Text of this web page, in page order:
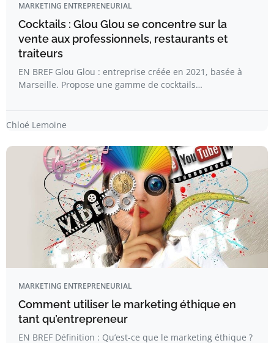
MARKETING ENTREPRENEURIAL
Cocktails : Glou Glou se concentre sur la
vente aux professionnels, restaurants et
traiteurs
EN BREF Glou Glou : entreprise créée en 2021, basée à
Marseille. Propose une gamme de cocktails…
Chloé Lemoine
MARKETING ENTREPRENEURIAL
Comment utiliser le marketing éthique en
tant qu’entrepreneur
EN BREF Définition : Qu’est-ce que le marketing éthique ?